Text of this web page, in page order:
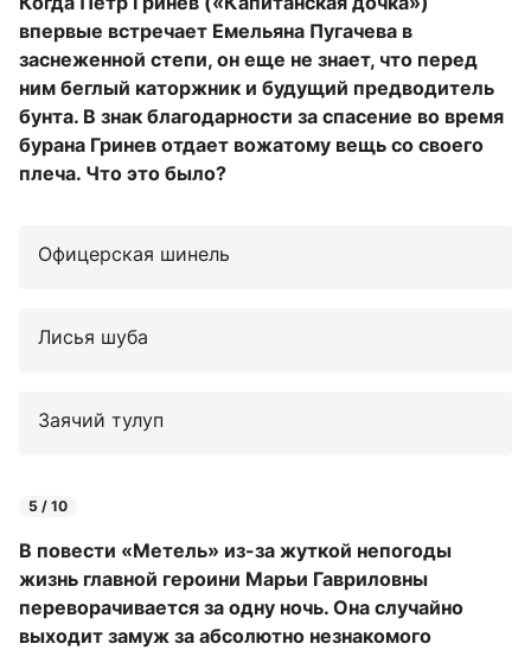
впервые встречает Емельяна Пугачева в
заснеженной степи, он еще не знает, что перед
ним беглый каторжник и будущий предводитель
бунта. В знак благодарности за спасение во время
бурана Гринев отдает вожатому вещь со своего
плеча. Что это было?
Офицерская шинель
Лисья шуба
Заячий тулуп
5 / 10
В повести «Метель» из-за жуткой непогоды
жизнь главной героини Марьи Гавриловны
переворачивается за одну ночь. Она случайно
выходит замуж за абсолютно незнакомого